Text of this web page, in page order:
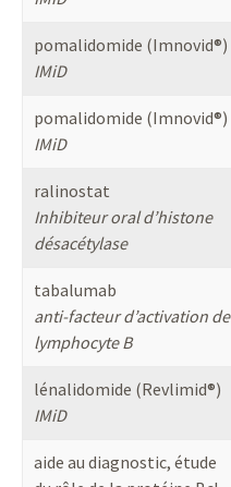
pomalidomide (Imnovid®)
IMiD
pomalidomide (Imnovid®)
IMiD
ralinostat
Inhibiteur oral d’histone
désacétylase
tabalumab
anti-facteur d’activation de
lymphocyte B
lénalidomide (Revlimid®)
IMiD
aide au diagnostic, étude